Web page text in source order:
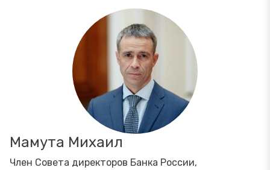
Мамута Михаил
Член Совета директоров Банка России,